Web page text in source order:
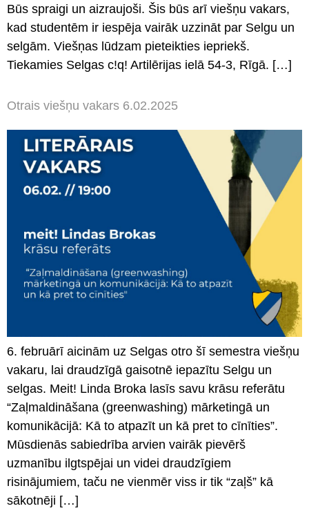
Būs spraigi un aizraujoši. Šis būs arī viešņu vakars,
kad studentēm ir iespēja vairāk uzzināt par Selgu un
selgām. Viešņas lūdzam pieteikties iepriekš.
Tiekamies Selgas c!q! Artilērijas ielā 54-3, Rīgā. […]
Otrais viešņu vakars 6.02.2025
6. februārī aicinām uz Selgas otro šī semestra viešņu
vakaru, lai draudzīgā gaisotnē iepazītu Selgu un
selgas. Meit! Linda Broka lasīs savu krāsu referātu
“Zaļmaldināšana (greenwashing) mārketingā un
komunikācijā: Kā to atpazīt un kā pret to cīnīties”.
Mūsdienās sabiedrība arvien vairāk pievērš
uzmanību ilgtspējai un videi draudzīgiem
risinājumiem, taču ne vienmēr viss ir tik “zaļš” kā
sākotnēji […]